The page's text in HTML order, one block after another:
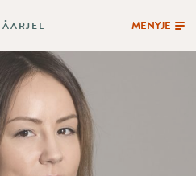
ÅARJEL MENYJE